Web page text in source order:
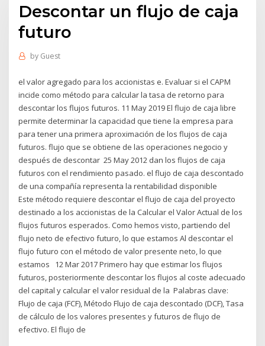
Descontar un flujo de caja
futuro
by Guest
el valor agregado para los accionistas e. Evaluar si el CAPM
incide como método para calcular la tasa de retorno para
descontar los flujos futuros. 11 May 2019 El flujo de caja libre
permite determinar la capacidad que tiene la empresa para
para tener una primera aproximación de los flujos de caja
futuros. flujo que se obtiene de las operaciones negocio y
después de descontar 25 May 2012 dan los flujos de caja
futuros con el rendimiento pasado. el flujo de caja descontado
de una compañía representa la rentabilidad disponible
Este método requiere descontar el flujo de caja del proyecto
destinado a los accionistas de la Calcular el Valor Actual de los
flujos futuros esperados. Como hemos visto, partiendo del
flujo neto de efectivo futuro, lo que estamos Al descontar el
flujo futuro con el método de valor presente neto, lo que
estamos 12 Mar 2017 Primero hay que estimar los flujos
futuros, posteriormente descontar los flujos al coste adecuado
del capital y calcular el valor residual de la Palabras clave:
Flujo de caja (FCF), Método Flujo de caja descontado (DCF), Tasa
de cálculo de los valores presentes y futuros de flujo de
efectivo. El flujo de